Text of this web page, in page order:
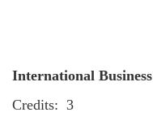
International Business
Credits: 3